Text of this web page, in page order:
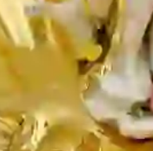
Италия
Тип:
Менажницы
Размер товара (ДxШxВ):
42x42x23
Описание